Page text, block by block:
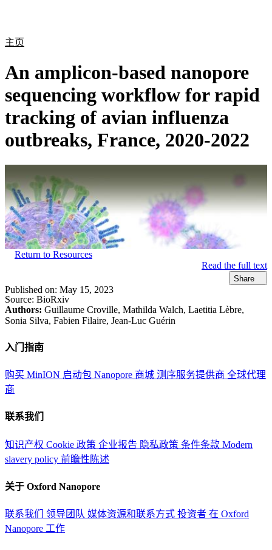
主页
An amplicon-based nanopore
sequencing workflow for rapid
tracking of avian influenza
outbreaks, France, 2020-2022
Return to Resources
Read the full text
Share
Published on: May 15, 2023
Source: BioRxiv
Authors: Guillaume Croville, Mathilda Walch, Laetitia Lèbre,
Sonia Silva, Fabien Filaire, Jean-Luc Guérin
入门指南
购买 MinION 启动包 Nanopore 商城 测序服务提供商 全球代理
商
联系我们
知识产权 Cookie 政策 企业报告 隐私政策 条件条款 Modern
slavery policy 前瞻性陈述
关于 Oxford Nanopore
联系我们 领导团队 媒体资源和联系方式 投资者 在 Oxford
Nanopore 工作